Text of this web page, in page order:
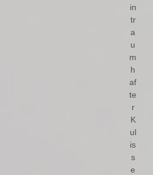
in
tr
a
u
m
h
af
te
r
K
ul
is
s
e